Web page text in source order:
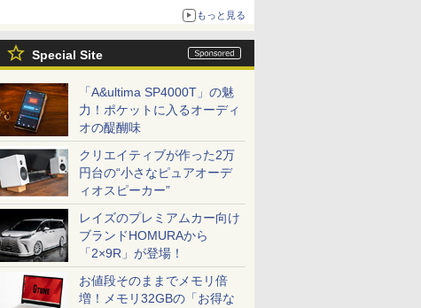
もっと見る
Special Site
「A&ultima SP4000T」の魅
力！ポケットに入るオーディ
オの醍醐味
クリエイティブが作った2万
円台の“小さなピュアオーデ
ィオスピーカー”
レイズのプレミアムカー向け
ブランドHOMURAから
「2×9R」が登場！
お値段そのままでメモリ倍
増！メモリ32GBの「お得な